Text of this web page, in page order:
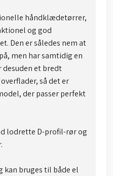
håndklædetørrer,
og god
Den er således nem at
men har samtidig en
desuden et bredt
så det er
der passer perfekt
lodrette D-profil-rør og
kan bruges til både el